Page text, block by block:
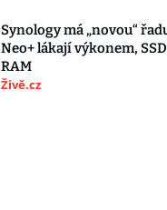
Synology má „novou“
Neo+ lákají výkonem,
RAM
Živě.cz